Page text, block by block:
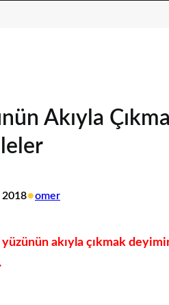
Akıyla
2018•omer
yüzünün akıyla çıkmak